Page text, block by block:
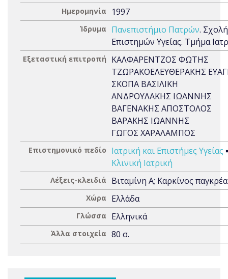
Ημερομηνία 1997
Ίδρυμα Πανεπιστήμιο Πατρών. Σχολή
Επιστημών Υγείας. Τμήμα
Εξεταστική επιτροπή
ΚΑΛΦΑΡΕΝΤΖΟΣ ΦΩΤΗΣ
ΤΖΩΡΑΚΟΕΛΕΥΘΕΡΑΚΗΣ
ΣΚΟΠΑ ΒΑΣΙΛΙΚΗ
ΑΝΔΡΟΥΛΑΚΗΣ ΙΩΑΝΝΗΣ
ΒΑΓΕΝΑΚΗΣ ΑΠΟΣΤΟΛΟΣ
ΒΑΡΑΚΗΣ ΙΩΑΝΝΗΣ
ΓΩΓΟΣ ΧΑΡΑΛΑΜΠΟΣ
Επιστημονικό πεδίο Ιατρική και Επιστήμες Υγείας
Κλινική Ιατρική
Λέξεις-κλειδιά Βιταμίνη Α; Καρκίνος
Χώρα Ελλάδα
Γλώσσα Ελληνικά
Άλλα στοιχεία 80 σ.